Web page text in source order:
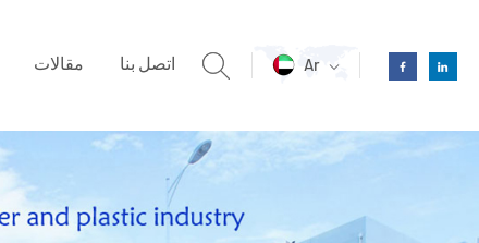
Ar مقالات اتصل بنا